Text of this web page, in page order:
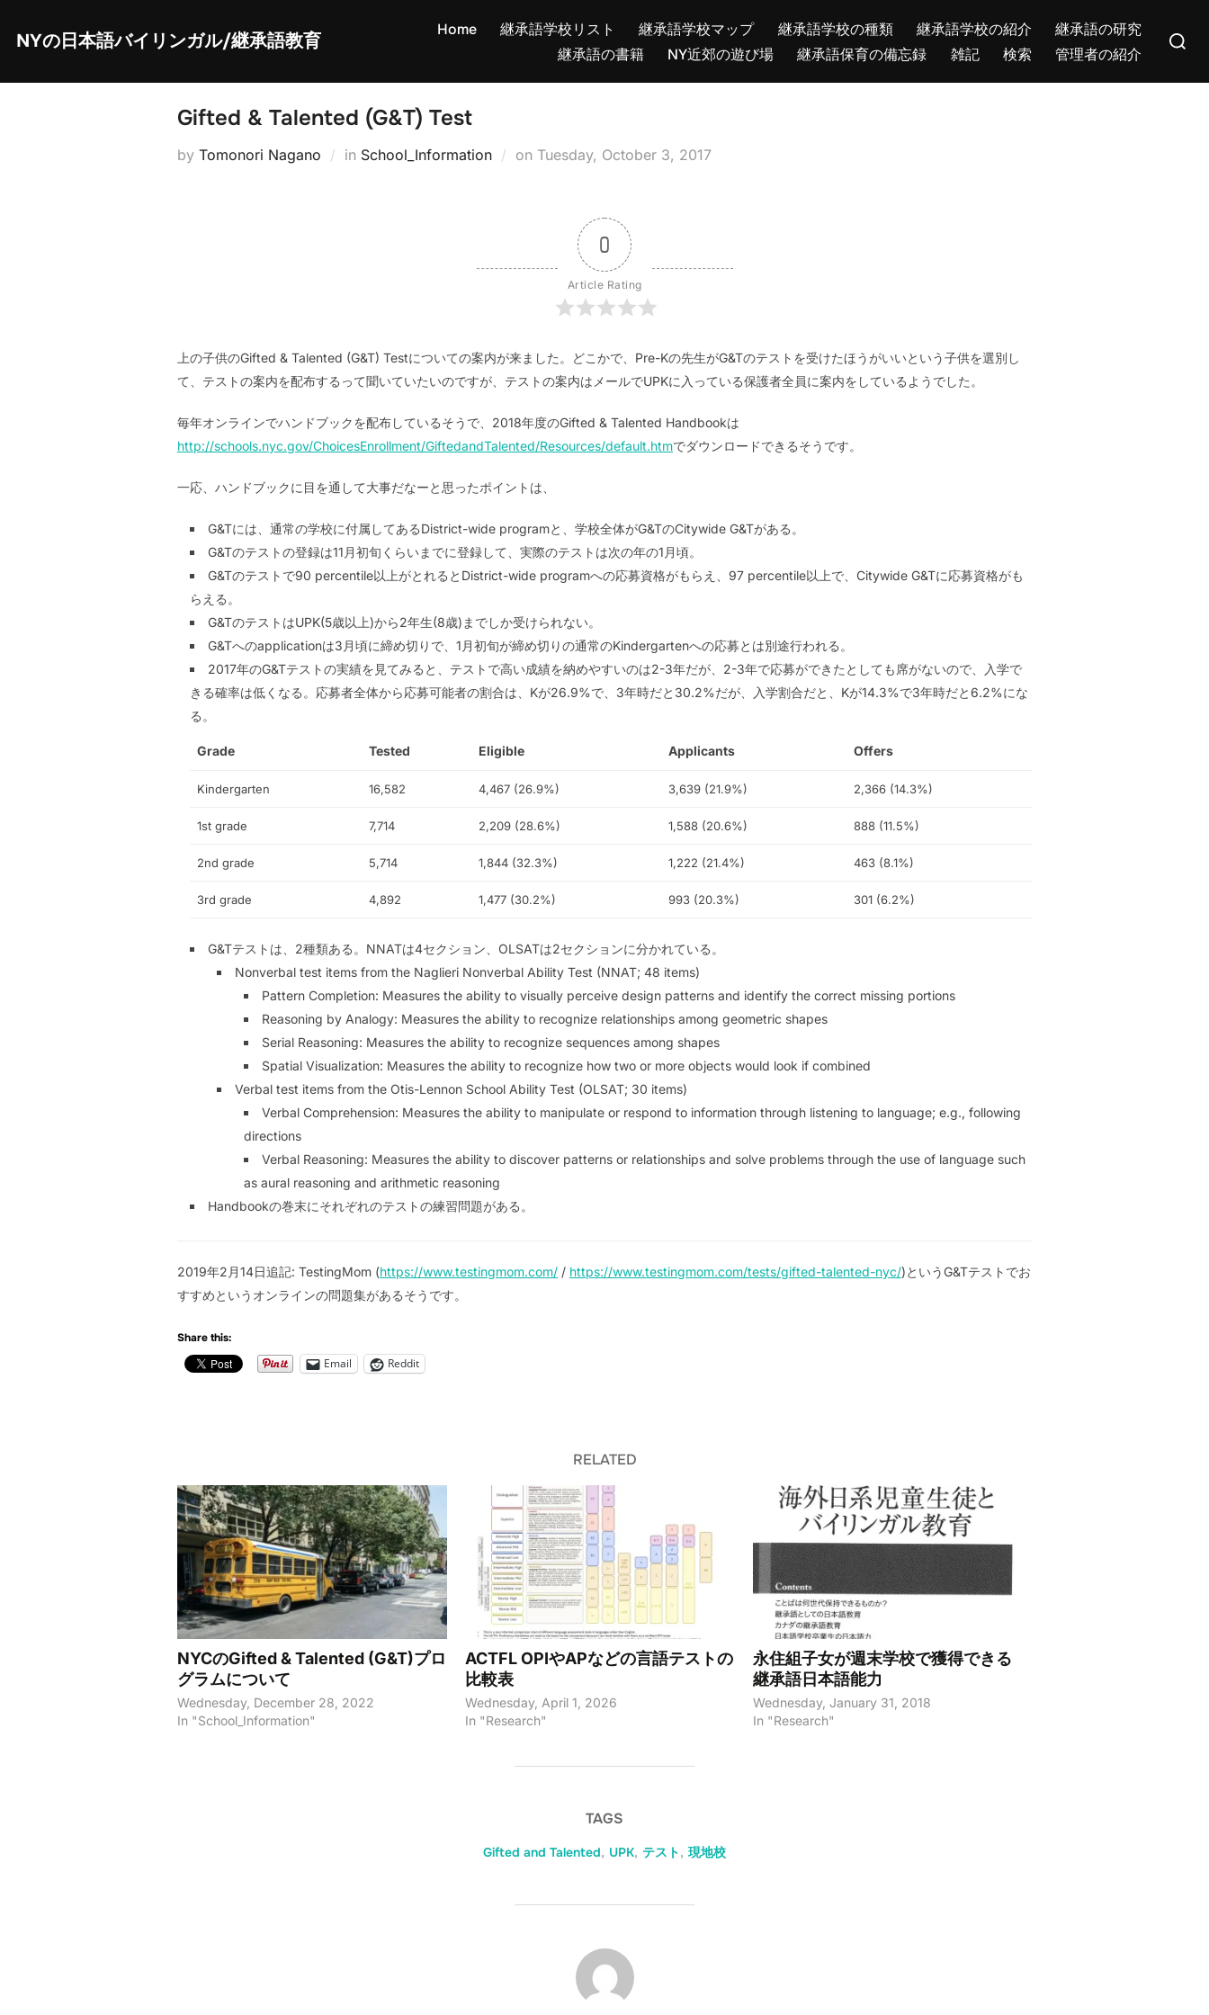
content
NYの日本語バイリンガル/継承語教育
Home 継承語学校リスト 継承語学校マップ 継承語学校の種類 継承語学校の紹介
継承語の研究
継承語の書籍
NY近郊の遊び場 継承語保育の備忘録 雑記 検索 管理者の紹介
for:
Gifted & Talented (G&T) Test
by Tomonori Nagano in School_Information on Posted
Tuesday, October 3, 2017
0
Article Rating
上の子供のGifted & Talented (G&T) Testについての案内が来ました。どこかで、Pre-Kの先生がG&Tのテストを受けたほうがいいという子供を選別し
て、テストの案内を配布するって聞いていたいのですが、テストの案内はメールでUPKに入っている保護者全員に案内をしているようでした。
毎年オンラインでハンドブックを配布しているそうで、2018年度のGifted & Talented Handbookは
http://schools.nyc.gov/ChoicesEnrollment/GiftedandTalented/Resources/default.htmでダウンロードできるそうです。
一応、ハンドブックに目を通して大事だなーと思ったポイントは、
G&Tには、通常の学校に付属してあるDistrict-wide programと、学校全体がG&TのCitywide G&Tがある。
G&Tのテストの登録は11月初旬くらいまでに登録して、実際のテストは次の年の1月頃。
G&Tのテストで90 percentile以上がとれるとDistrict-wide programへの応募資格がもらえ、97 percentile以上で、Citywide G&Tに応募資格がも
らえる。
G&TのテストはUPK(5歳以上)から2年生(8歳)までしか受けられない。
G&Tへのapplicationは3月頃に締め切りで、1月初旬が締め切りの通常のKindergartenへの応募とは別途行われる。
2017年のG&Tテストの実績を見てみると、テストで高い成績を納めやすいのは2-3年だが、2-3年で応募ができたとしても席がないので、入学で
きる確率は低くなる。応募者全体から応募可能者の割合は、Kが26.9%で、3年時だと30.2%だが、入学割合だと、Kが14.3%で3年時だと6.2%にな
る。
Grade Tested Eligible Applicants Offers
Kindergarten 16,582 4,467 (26.9%) 3,639 (21.9%) 2,366 (14.3%)
1st grade 7,714 2,209 (28.6%) 1,588 (20.6%) 888 (11.5%)
2nd grade 5,714 1,844 (32.3%) 1,222 (21.4%) 463 (8.1%)
3rd grade 4,892 1,477 (30.2%) 993 (20.3%) 301 (6.2%)
G&Tテストは、2種類ある。NNATは4セクション、OLSATは2セクションに分かれている。
Nonverbal test items from the Naglieri Nonverbal Ability Test (NNAT; 48 items)
Pattern Completion: Measures the ability to visually perceive design patterns and identify the correct missing portions
Reasoning by Analogy: Measures the ability to recognize relationships among geometric shapes
Serial Reasoning: Measures the ability to recognize sequences among shapes
Spatial Visualization: Measures the ability to recognize how two or more objects would look if combined
Verbal test items from the Otis-Lennon School Ability Test (OLSAT; 30 items)
Verbal Comprehension: Measures the ability to manipulate or respond to information through listening to language; e.g., following
directions
Verbal Reasoning: Measures the ability to discover patterns or relationships and solve problems through the use of language such
as aural reasoning and arithmetic reasoning
Handbookの巻末にそれぞれのテストの練習問題がある。
2019年2月14日追記: TestingMom (https://www.testingmom.com/ / https://www.testingmom.com/tests/gifted-talented-nyc/)というG&Tテストでお
すすめというオンラインの問題集があるそうです。
Share this:
Email Reddit
RELATED
NYCのGifted & Talented (G&T)プロ
グラムについて
Wednesday, December 28, 2022
In "School_Information"
ACTFL OPIやAPなどの言語テストの
比較表
Wednesday, April 1, 2026
In "Research"
永住組子女が週末学校で獲得できる
継承語日本語能力
Wednesday, January 31, 2018
In "Research"
TAGS
Gifted and Talented, UPK, テスト, 現地校
POST AUTHOR